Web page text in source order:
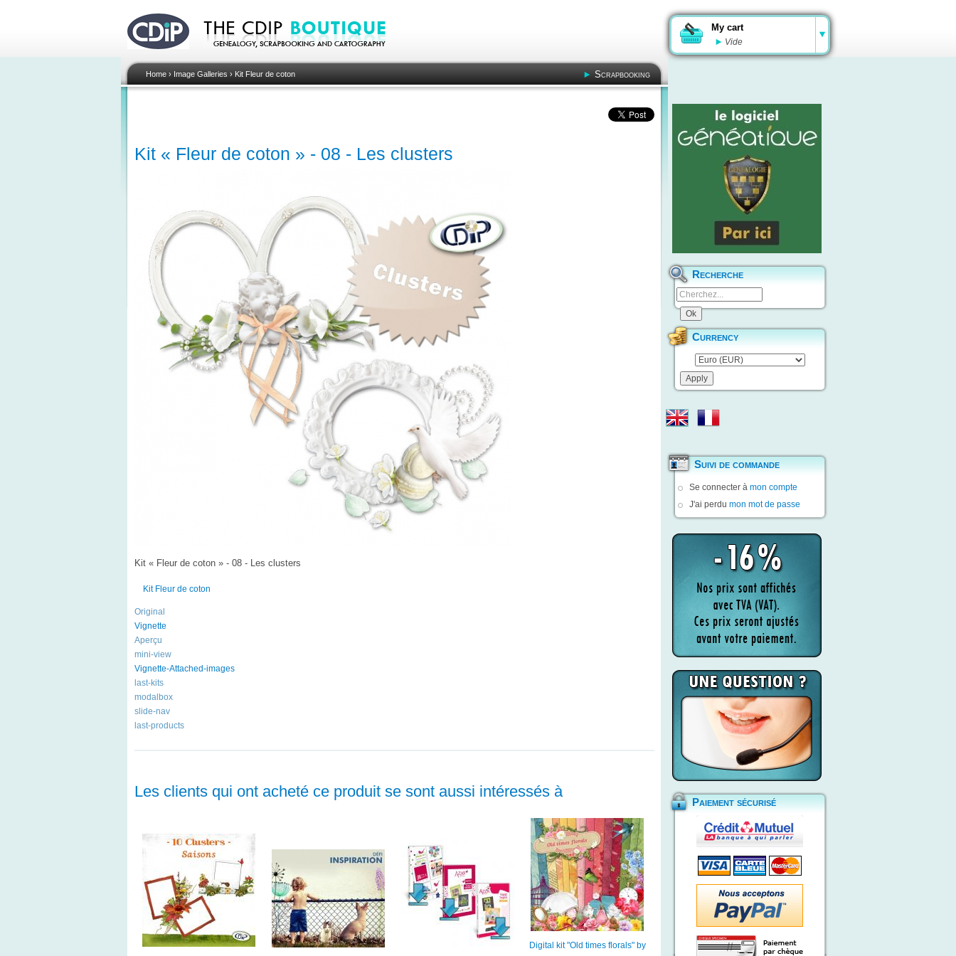
My cart
Vide
Home› Image Galleries › Kit Fleur de coton Scrapbooking
Kit « Fleur de coton » - 08 - Les clusters
Kit « Fleur de coton » - 08 - Les clusters
Kit Fleur de coton
Original
Vignette
Aperçu
mini-view
Vignette-Attached-images
last-kits
modalbox
slide-nav
last-products
Les clients qui ont acheté ce produit se sont aussi intéressés à
Digital kit "Old times florals" by
Recherche
Currency
Suivi de commande
Se connecter à mon compte
J'ai perdu mon mot de passe
Paiement sécurisé